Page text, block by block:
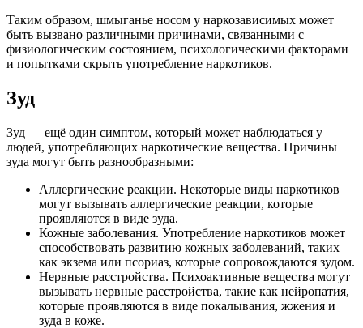
Таким образом, шмыганье носом у наркозависимых может
быть вызвано различными причинами, связанными с
физиологическим состоянием, психологическими факторами
и попытками скрыть употребление наркотиков.
Зуд
Зуд — ещё один симптом, который может наблюдаться у
людей, употребляющих наркотические вещества. Причины
зуда могут быть разнообразными:
Аллергические реакции. Некоторые виды наркотиков
могут вызывать аллергические реакции, которые
проявляются в виде зуда.
Кожные заболевания. Употребление наркотиков может
способствовать развитию кожных заболеваний, таких
как экзема или псориаз, которые сопровождаются зудом.
Нервные расстройства. Психоактивные вещества могут
вызывать нервные расстройства, такие как нейропатия,
которые проявляются в виде покалывания, жжения и
зуда в коже.